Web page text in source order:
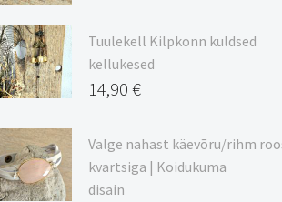
9,00 €
kuni
20,44 €
Tuulekell Kilpkonn kuldsed
kellukesed
14,90 €
Valge nahast käevõru/rihm
kvartsiga | Koidukuma
disain